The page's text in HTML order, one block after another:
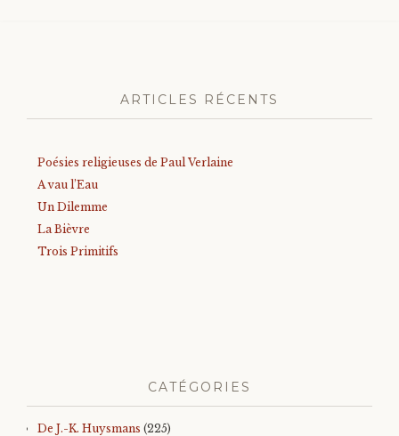
ARTICLES RÉCENTS
Poésies religieuses de Paul Verlaine
A vau l’Eau
Un Dilemme
La Bièvre
Trois Primitifs
CATÉGORIES
De J.-K. Huysmans (225)